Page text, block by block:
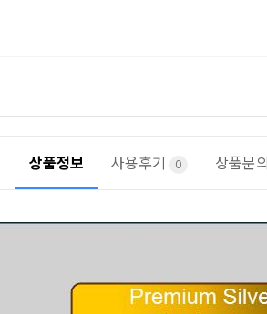
상품정보 사용후기 0 상품문의